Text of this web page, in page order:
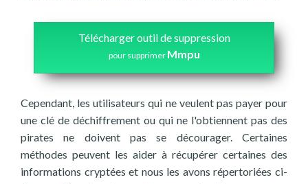
Télécharger outil de suppression
pour supprimer Mmpu
Cependant, les utilisateurs qui ne veulent pas payer pour
une clé de déchiffrement ou qui ne l'obtiennent pas des
pirates ne doivent pas se décourager. Certaines
méthodes peuvent les aider à récupérer certaines des
informations cryptées et nous les avons répertoriées ci-